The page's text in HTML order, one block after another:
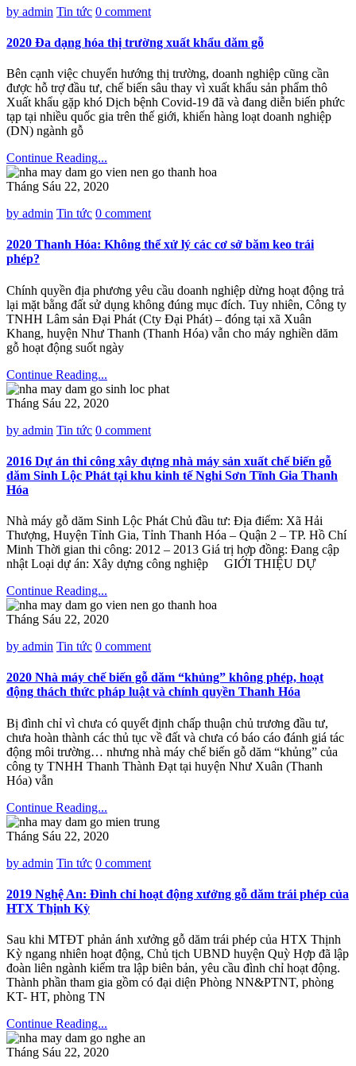
by admin Tin tức 0 comment
2020 Đa dạng hóa thị trường xuất khẩu dăm gỗ
Bên cạnh việc chuyển hướng thị trường, doanh nghiệp cũng cần
được hỗ trợ đầu tư, chế biến sâu thay vì xuất khẩu sản phẩm thô
Xuất khẩu gặp khó Dịch bệnh Covid-19 đã và đang diễn biến phức
tạp tại nhiều quốc gia trên thế giới, khiến hàng loạt doanh nghiệp
(DN) ngành gỗ
Continue Reading...
Tháng Sáu 22, 2020
by admin Tin tức 0 comment
2020 Thanh Hóa: Không thể xử lý các cơ sở băm keo trái
phép?
Chính quyền địa phương yêu cầu doanh nghiệp dừng hoạt động trả
lại mặt bằng đất sử dụng không đúng mục đích. Tuy nhiên, Công ty
TNHH Lâm sản Đại Phát (Cty Đại Phát) – đóng tại xã Xuân
Khang, huyện Như Thanh (Thanh Hóa) vẫn cho máy nghiền dăm
gỗ hoạt động suốt ngày
Continue Reading...
Tháng Sáu 22, 2020
by admin Tin tức 0 comment
2016 Dự án thi công xây dựng nhà máy sản xuất chế biến gỗ
dăm Sinh Lộc Phát tại khu kinh tế Nghi Sơn Tĩnh Gia Thanh
Hóa
Nhà máy gỗ dăm Sinh Lộc Phát Chủ đầu tư: Địa điểm: Xã Hải
Thượng, Huyện Tỉnh Gia, Tỉnh Thanh Hóa – Quận 2 – TP. Hồ Chí
Minh Thời gian thi công: 2012 – 2013 Giá trị hợp đồng: Đang cập
nhật Loại dự án: Xây dựng công nghiệp GIỚI THIỆU DỰ
Continue Reading...
Tháng Sáu 22, 2020
by admin Tin tức 0 comment
2020 Nhà máy chế biến gỗ dăm “khủng” không phép, hoạt
động thách thức pháp luật và chính quyền Thanh Hóa
Bị đình chỉ vì chưa có quyết định chấp thuận chủ trương đầu tư,
chưa hoàn thành các thủ tục về đất và chưa có báo cáo đánh giá tác
động môi trường… nhưng nhà máy chế biến gỗ dăm “khủng” của
công ty TNHH Thanh Thành Đạt tại huyện Như Xuân (Thanh
Hóa) vẫn
Continue Reading...
Tháng Sáu 22, 2020
by admin Tin tức 0 comment
2019 Nghệ An: Đình chỉ hoạt động xưởng gỗ dăm trái phép của
HTX Thịnh Kỳ
Sau khi MTĐT phản ánh xưởng gỗ dăm trái phép của HTX Thịnh
Kỳ ngang nhiên hoạt động, Chủ tịch UBND huyện Quỳ Hợp đã lập
đoàn liên ngành kiểm tra lập biên bản, yêu cầu đình chỉ hoạt động.
Thành phần tham gia gồm có đại diện Phòng NN&PTNT, phòng
KT- HT, phòng TN
Continue Reading...
Tháng Sáu 22, 2020